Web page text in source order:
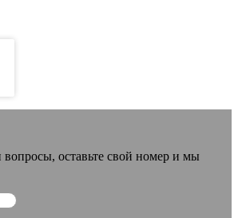
оставьте свой номер и мы